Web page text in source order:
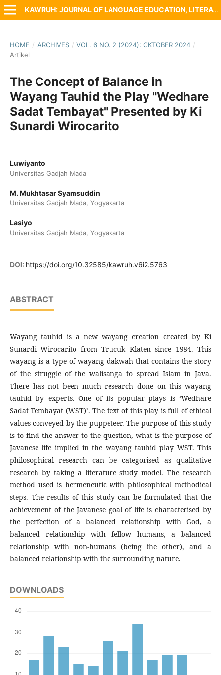
KAWRUH: JOURNAL OF LANGUAGE EDUCATION, LITERATURE AND LOCAL CULTURE
HOME / ARCHIVES / VOL. 6 NO. 2 (2024): OKTOBER 2024 /
Artikel
The Concept of Balance in
Wayang Tauhid the Play "Wedhare
Sadat Tembayat" Presented by Ki
Sunardi Wirocarito
Luwiyanto
Universitas Gadjah Mada
M. Mukhtasar Syamsuddin
Universitas Gadjah Mada, Yogyakarta
Lasiyo
Universitas Gadjah Mada, Yogyakarta
DOI: https://doi.org/10.32585/kawruh.v6i2.5763
ABSTRACT
Wayang tauhid is a new wayang creation created by Ki
Sunardi Wirocarito from Trucuk Klaten since 1984. This
wayang is a type of wayang dakwah that contains the story
of the struggle of the walisanga to spread Islam in Java.
There has not been much research done on this wayang
tauhid by experts. One of its popular plays is ‘Wedhare
Sadat Tembayat (WST)’. The text of this play is full of ethical
values conveyed by the puppeteer. The purpose of this study
is to find the answer to the question, what is the purpose of
Javanese life implied in the wayang tauhid play WST. This
philosophical research can be categorised as qualitative
research by taking a literature study model. The research
method used is hermeneutic with philosophical methodical
steps. The results of this study can be formulated that the
achievement of the Javanese goal of life is characterised by
the perfection of a balanced relationship with God, a
balanced relationship with fellow humans, a balanced
relationship with non-humans (being the other), and a
balanced relationship with the surrounding nature.
DOWNLOADS